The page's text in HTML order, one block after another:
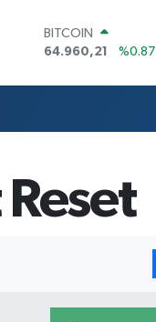
BITCOIN
64.960,21
%0.87
47,7436
%0.18
6660.55
%0.03
BİST100